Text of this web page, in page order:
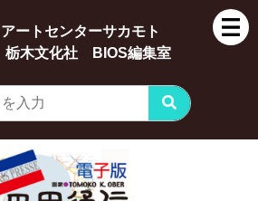
アートセンターサカモト
栃木文化社 BIOS編集室